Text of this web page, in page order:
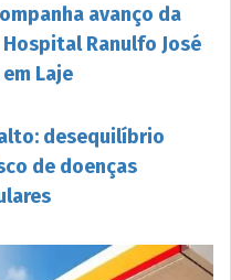
avanço da
Ranulfo José
Laje
desequilíbrio
de doenças